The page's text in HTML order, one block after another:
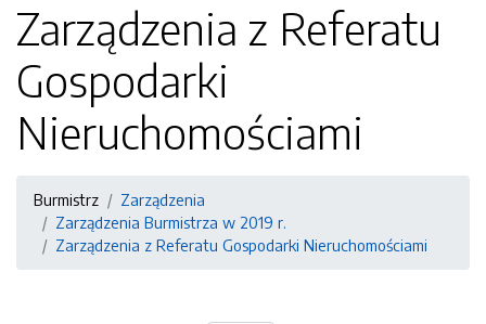
Zarządzenia z Referatu
Gospodarki
Nieruchomościami
Burmistrz
Zarządzenia
Zarządzenia Burmistrza w 2019 r.
Zarządzenia z Referatu Gospodarki Nieruchomościami